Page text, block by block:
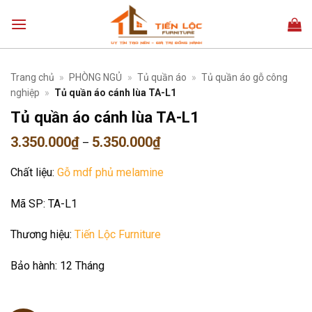
qua
Trang chủ » PHÒNG NGỦ » Tủ quần áo » Tủ quần áo gỗ công
nghiệp » Tủ quần áo cánh lùa TA-L1
Tủ quần áo cánh lùa TA-L1
3.350.000₫ – 5.350.000₫Khoảng
3.350.000₫
Chất liệu: Gỗ mdf phủ melamine
Mã SP: TA-L1
Thương hiệu: Tiến Lộc Furniture
Bảo hành: 12 Tháng